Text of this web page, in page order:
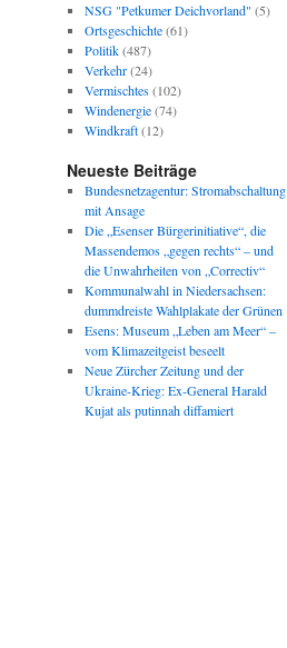
NSG "Petkumer Deichvorland" (5)
Ortsgeschichte(61)
Politik(487)
Verkehr(24)
Vermischtes(102)
Windenergie(74)
Windkraft(12)
Neueste Beiträge
Bundesnetzagentur: Stromabschaltung
mit Ansage
Die „Esenser Bürgerinitiative“, die
Massendemos „gegen rechts“ – und
die Unwahrheiten von „Correctiv“
Kommunalwahl in Niedersachsen:
dummdreiste Wahlplakate der Grünen
Esens: Museum „Leben am Meer“ –
vom Klimazeitgeist beseelt
Neue Zürcher Zeitung und der
Ukraine-Krieg: Ex-General Harald
Kujat als putinnah diffamiert